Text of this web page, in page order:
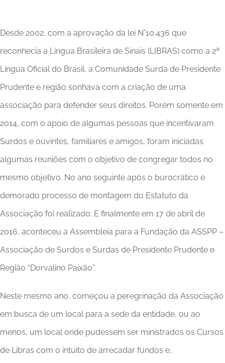
Desde 2002, com a aprovação da lei N°10.436 que
reconhecia a Língua Brasileira de Sinais (LIBRAS) como a 2ª
Língua Oficial do Brasil, a Comunidade Surda de Presidente
Prudente e região sonhava com a criação de uma
associação para defender seus direitos. Porém somente em
2014, com o apoio de algumas pessoas que incentivaram
Surdos e ouvintes, familiares e amigos, foram iniciadas
algumas reuniões com o objetivo de congregar todos no
mesmo objetivo. No ano seguinte após o burocrático e
demorado processo de montagem do Estatuto da
Associação foi realizado. E finalmente em 17 de abril de
2016, aconteceu a Assembleia para a Fundação da ASSPP –
Associação de Surdos e Surdas de Presidente Prudente e
Região “Dorvalino Paixão”.
Neste mesmo ano, começou a peregrinação da Associação
em busca de um local para a sede da entidade, ou ao
menos, um local onde pudessem ser ministrados os Cursos
de Libras com o intuito de arrecadar fundos e,